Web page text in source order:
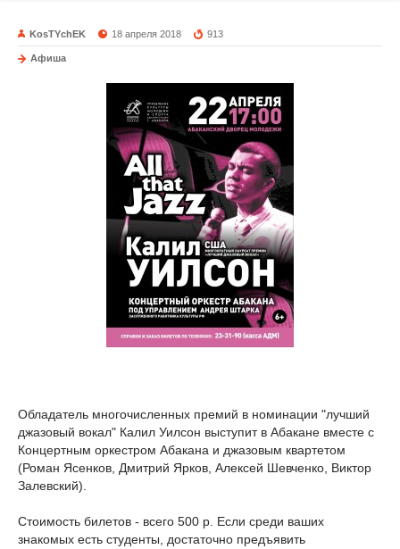
KosTYchEK 18 апреля 2018 913
Афиша
Обладатель многочисленных премий в номинации "лучший
джазовый вокал" Калил Уилсон выступит в Абакане вместе с
Концертным оркестром Абакана и джазовым квартетом
(Роман Ясенков, Дмитрий Ярков, Алексей Шевченко, Виктор
Залевский).
Стоимость билетов - всего 500 р. Если среди ваших
знакомых есть студенты, достаточно предъявить